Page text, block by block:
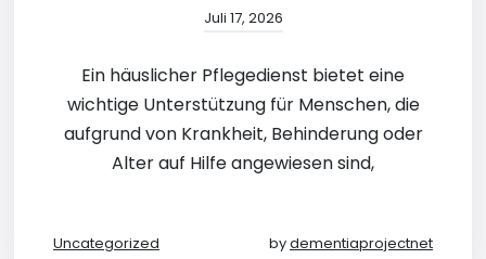
Juli 17, 2026
Ein häuslicher Pflegedienst bietet eine
wichtige Unterstützung für Menschen, die
aufgrund von Krankheit, Behinderung oder
Alter auf Hilfe angewiesen sind,
Uncategorized bydementiaprojectnet